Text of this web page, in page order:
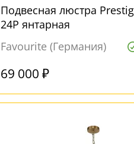
Подвесная люстра
24P янтарная
Favourite (Германия)
69 000 ₽